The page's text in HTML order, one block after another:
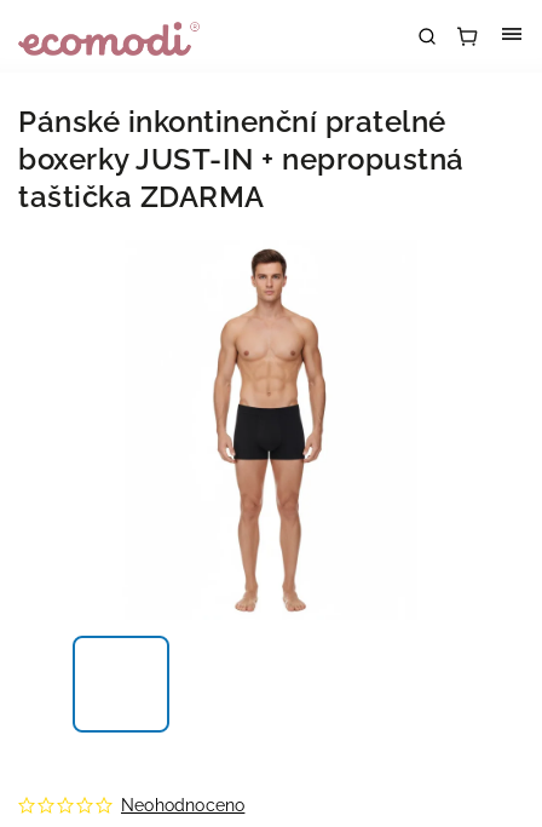
Pánské inkontinenční pratelné
boxerky JUST-IN + nepropustná
taštička ZDARMA
Neohodnoceno